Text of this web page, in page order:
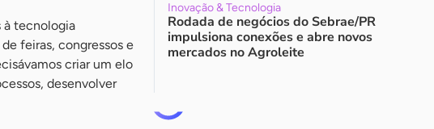
à tecnologia
feiras, congressos e
criar um elo
desenvolver
Inovação & Tecnologia
Rodada de negócios do Sebrae/PR
impulsiona conexões e abre novos
mercados no Agroleite